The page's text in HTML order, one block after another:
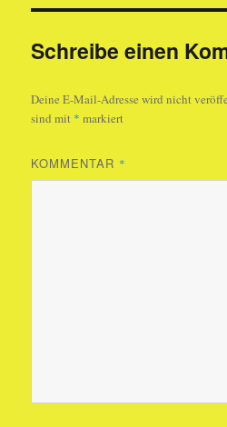
Schreibe einen
Deine E-Mail-Adresse wird nicht
sind mit * markiert
KOMMENTAR *